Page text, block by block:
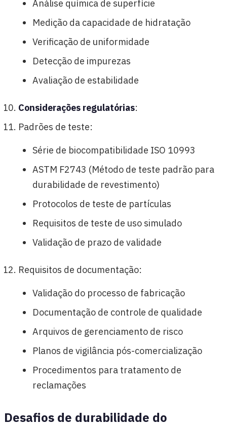
Análise química de superfície
Medição da capacidade de hidratação
Verificação de uniformidade
Detecção de impurezas
Avaliação de estabilidade
Considerações regulatórias:
Padrões de teste:
Série de biocompatibilidade ISO 10993
ASTM F2743 (Método de teste padrão para
durabilidade de revestimento)
Protocolos de teste de partículas
Requisitos de teste de uso simulado
Validação de prazo de validade
Requisitos de documentação:
Validação do processo de fabricação
Documentação de controle de qualidade
Arquivos de gerenciamento de risco
Planos de vigilância pós-comercialização
Procedimentos para tratamento de
reclamações
Desafios de durabilidade do